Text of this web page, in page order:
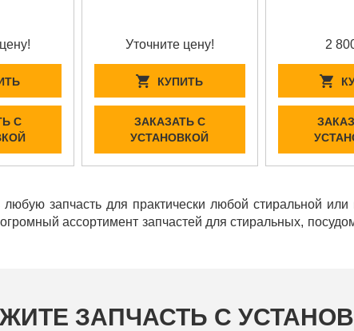
С
Уточните цену!
КУПИТЬ
ЗАКАЗАТЬ С
УСТАНОВКОЙ
2
запчасть для практически любой стиральной
ассортимент запчастей для стиральных,
ЗАПЧАСТЬ С